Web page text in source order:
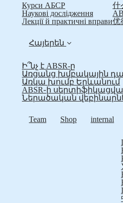
Курси АБСР
Наукові дослідження
Лекції й практичні вправи
什
优
Հայերեն
Ի՞նչ է ABSR-ը
Առցանց խմբակային
Առկա խումբ Երևանում
ABSR֊ի
Ներածական
Team Shop internal